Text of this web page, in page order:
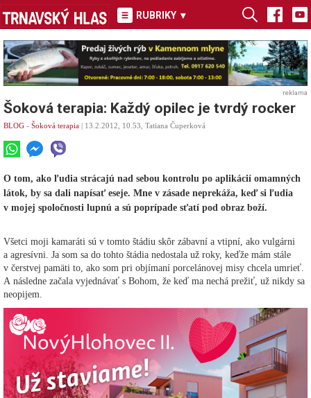
RUBRIKY ▾
reklama
Šoková terapia: Každý opilec je tvrdý rocker
BLOG - Šoková terapia | 13.2.2012, 10.53, Tatiana Čuperková
O tom, ako ľudia strácajú nad sebou kontrolu po aplikácií omamných
látok, by sa dali napísať eseje. Mne v zásade neprekáža, keď si ľudia
v mojej spoločnosti lupnú a sú poprípade sťatí pod obraz boží.
Všetci moji kamaráti sú v tomto štádiu skôr zábavní a vtipní, ako vulgárni
a agresívni. Ja som sa do tohto štádia nedostala už roky, keďže mám stále
v čerstvej pamäti to, ako som pri objímaní porcelánovej misy chcela umrieť.
A následne začala vyjednávať s Bohom, že keď ma nechá prežiť, už nikdy sa
neopijem.